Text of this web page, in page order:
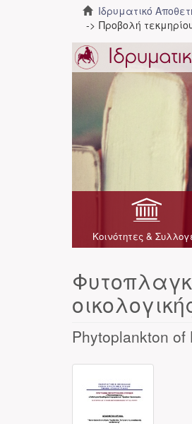
Ιδρυματικό
Προβολή
Κοινότητες &
Phytoplankton